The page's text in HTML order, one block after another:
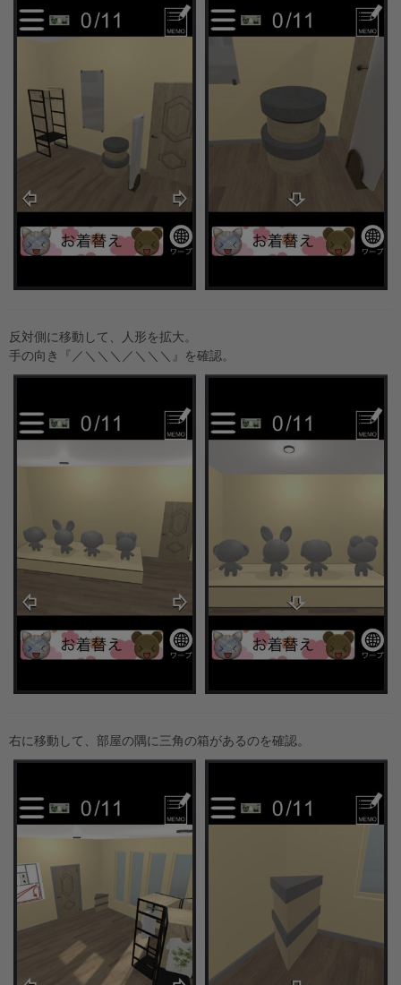
反対側に移動して、人形を拡大。
手の向き『／＼＼＼／＼＼＼』を確認。
右に移動して、部屋の隅に三角の箱があるのを確認。